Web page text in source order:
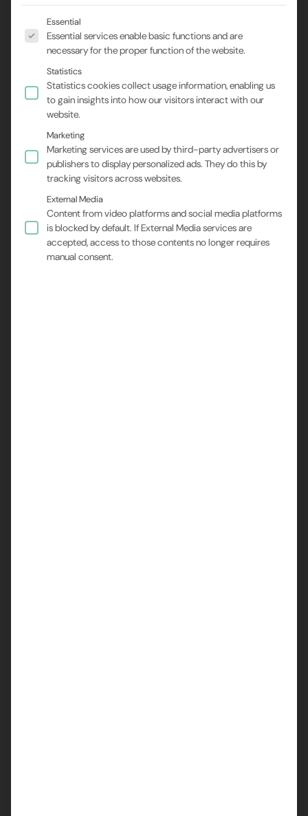
Segue-se uma lista dos grupos de serviços para
Essential
Essential services enable basic functions and are
necessary for the proper function of the website.
Statistics
Statistics cookies collect usage information, enabling us
to gain insights into how our visitors interact with our
website.
Marketing
Marketing services are used by third-party advertisers or
publishers to display personalized ads. They do this by
tracking visitors across websites.
External Media
Content from video platforms and social media platforms
is blocked by default. If External Media services are
accepted, access to those contents no longer requires
manual consent.